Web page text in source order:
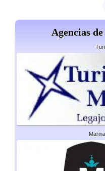
Agencias